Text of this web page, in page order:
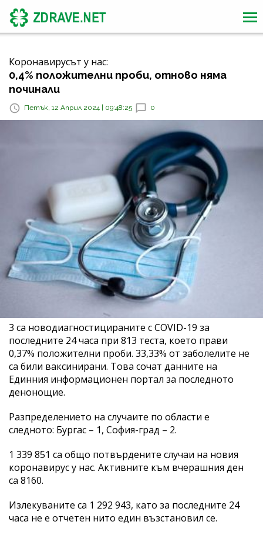
Коронавирусът у нас:
0,4% положителни проби, отново няма
починали
Петък, 12 Април 2024 | 09:48:25 0
3 са новодиагностицираните с COVID-19 за
последните 24 часа при 813 теста, което прави
0,37% положителни проби. 33,33% от заболелите не
са били ваксинирани. Това сочат данните на
Единния информационен портал за последното
денонощие.
Разпределението на случаите по области е
следното: Бургас – 1, София-град – 2.
1 339 851 са общо потвърдените случаи на новия
коронавирус у нас. Активните към вчерашния ден
са 8160.
Излекуваните са 1 292 943, като за последните 24
часа не е отчетен нито един възстановил се.